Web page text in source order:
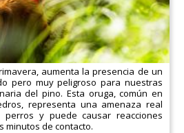
aumenta la presencia de un
pero muy peligroso para nuestras
del pino. Esta oruga, común en
representa una amenaza real
y puede causar reacciones
minutos de contacto.